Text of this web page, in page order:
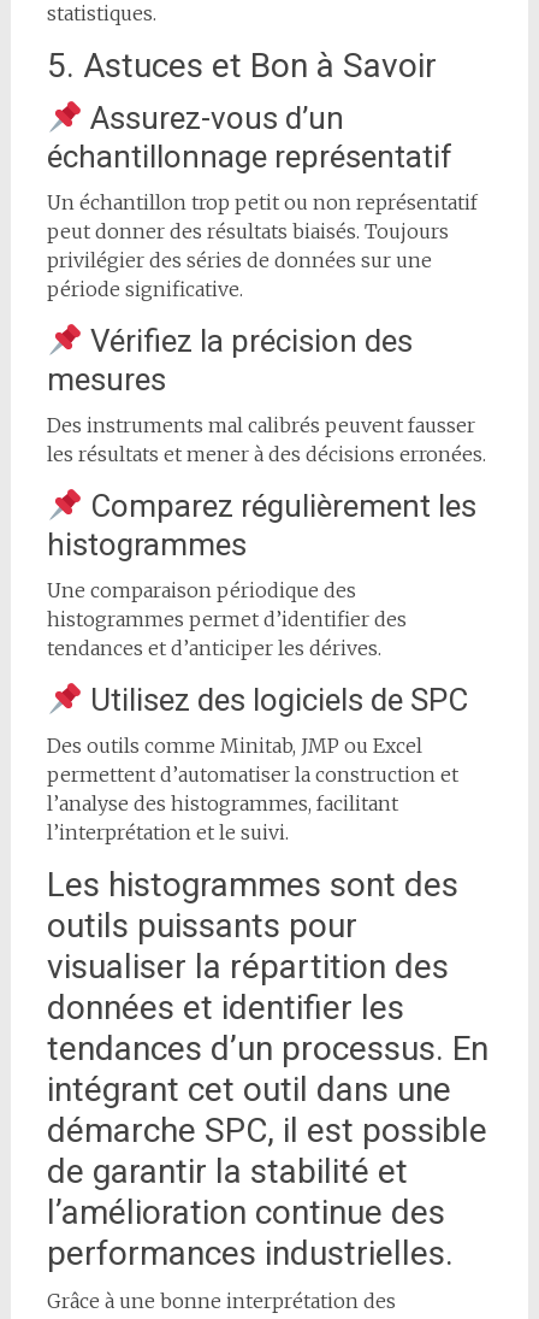
statistiques.
5. Astuces et Bon à Savoir
Assurez-vous d’un
échantillonnage représentatif
Un échantillon trop petit ou non représentatif
peut donner des résultats biaisés. Toujours
privilégier des séries de données sur une
période significative.
Vérifiez la précision des
mesures
Des instruments mal calibrés peuvent fausser
les résultats et mener à des décisions erronées.
Comparez régulièrement les
histogrammes
Une comparaison périodique des
histogrammes permet d’identifier des
tendances et d’anticiper les dérives.
Utilisez des logiciels de SPC
Des outils comme Minitab, JMP ou Excel
permettent d’automatiser la construction et
l’analyse des histogrammes, facilitant
l’interprétation et le suivi.
Les histogrammes sont des
outils puissants pour
visualiser la répartition des
données et identifier les
tendances d’un processus. En
intégrant cet outil dans une
démarche SPC, il est possible
de garantir la stabilité et
l’amélioration continue des
performances industrielles.
Grâce à une bonne interprétation des